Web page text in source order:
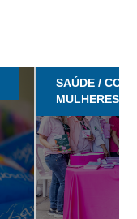
SAÚDE /
MULHERES